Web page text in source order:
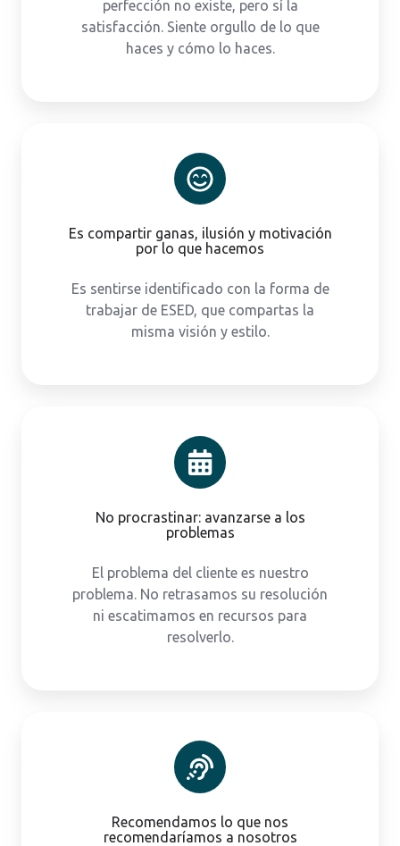
perfección no existe, pero sí la
satisfacción. Siente orgullo de lo que
haces y cómo lo haces.
Es compartir ganas, ilusión y motivación
por lo que hacemos
Es sentirse identificado con la forma de
trabajar de ESED, que compartas la
misma visión y estilo.
No procrastinar: avanzarse a los
problemas
El problema del cliente es nuestro
problema. No retrasamos su resolución
ni escatimamos en recursos para
resolverlo.
Recomendamos lo que nos
recomendaríamos a nosotros